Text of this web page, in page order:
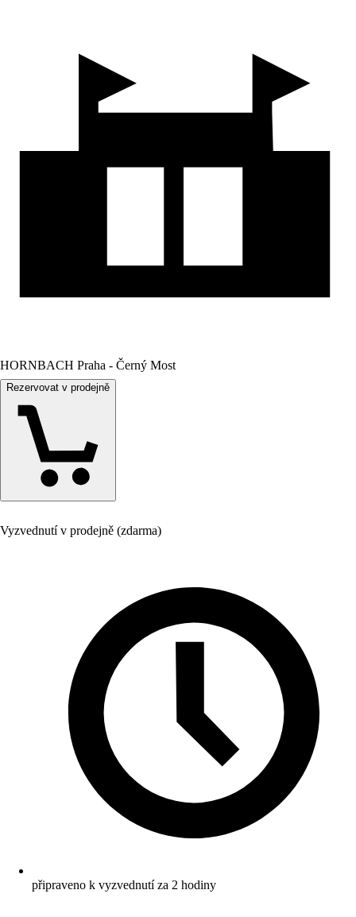
HORNBACH Praha - Černý Most
Rezervovat v prodejně
Vyzvednutí v prodejně (zdarma)
připraveno k vyzvednutí za 2 hodiny